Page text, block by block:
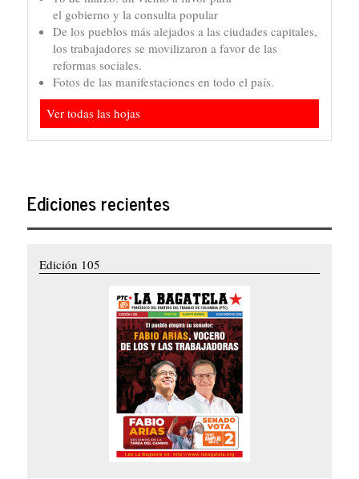
el gobierno y la consulta popular
De los pueblos más alejados a las ciudades capitales,
los trabajadores se movilizaron a favor de las
reformas sociales.
Fotos de las manifestaciones en todo el país.
Ver todas las hojas
Ediciones recientes
Edición 105